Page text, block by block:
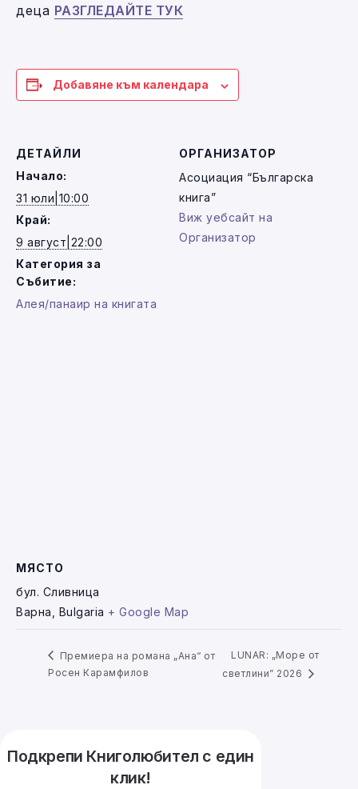
деца РАЗГЛЕДАЙТЕ ТУК
Добавяне към календара
ДЕТАЙЛИ
Начало:
31 юли|10:00
Край:
9 август|22:00
Категория за
Събитие:
Алея/панаир на книгата
ОРГАНИЗАТОР
Асоциация “Българска
книга”
Виж уебсайт на
Организатор
МЯСТО
бул. Сливница
Варна
Bulgaria + Google Map
Премиера на романа „Ана“ от
Росен Карамфилов
LUNAR: „Море от
светлини” 2026
Подкрепи Книголюбител с един
клик!